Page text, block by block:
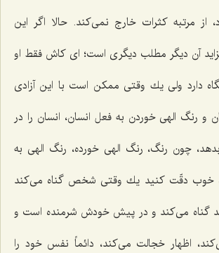
از مرتبه كثرات خارج نمی‌كند. حالا اگر این
آن دیگر مطلب دیگری است؛ ای كاش فقط او
دارد ولی یك وقتی ممكن است با این آزادی
رنگ الهی خوردن به فعل انسان، انسان را در
چون رنگ، رنگ الهی خورده، رنگ الهی به
خوب دقّت كنید یك وقتی شخص گناه می‌كند
گناه می‌كند و در پیش خودش شرمنده است و
اظهار خجالت می‌كند، دائماً نفس خود را